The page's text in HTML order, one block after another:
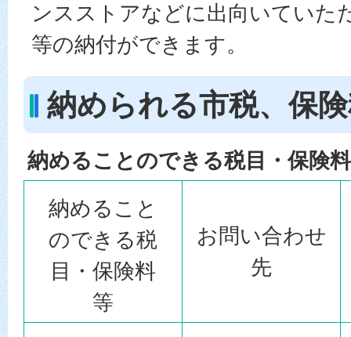
ンスストアなどに出向いていた
等の納付ができます。
納められる市税、保
納めることのできる税目・保険
納めること
のできる税
目・保険料
等
お問い合わせ
先